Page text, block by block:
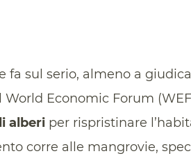
fa sul serio, almeno a
World Economic Forum
alberi per rispristinare
corre alle mangrovie,